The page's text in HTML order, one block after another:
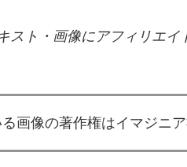
スト・画像にアフィリエイ
画像の著作権はイマジニア